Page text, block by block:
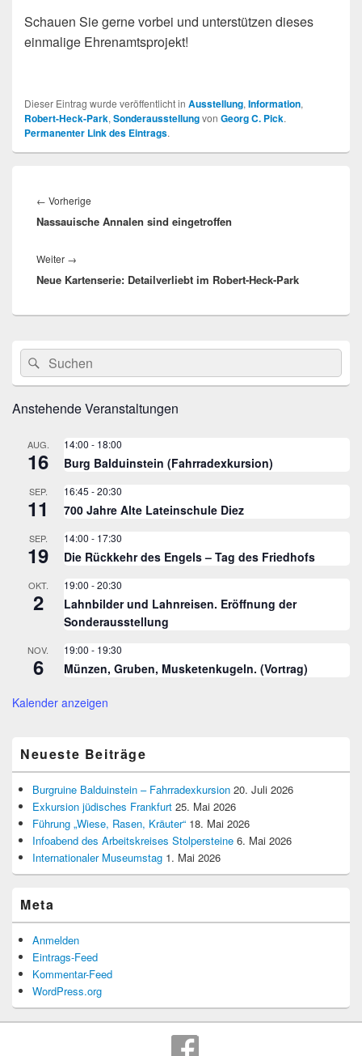
Schauen Sie gerne vorbei und unterstützen dieses
einmalige Ehrenamtsprojekt!
Dieser Eintrag wurde veröffentlicht in Ausstellung, Information,
Robert-Heck-Park, Sonderausstellungvon Georg C. Pick.
Permanenter Link des Eintrags.
← Vorherige
Beitrag:
Nassauische Annalen sind eingetroffen
Weiter →
Beitrag:
Neue Kartenserie: Detailverliebt im Robert-Heck-Park
Primärer
Seitenleisten
Widget-
Bereich
Suche
nach:
Suchen
Anstehende Veranstaltungen
AUG.
16
14:00 - 18:00
Burg Balduinstein (Fahrradexkursion)
SEP.
11
16:45 -20:30
700 Jahre Alte Lateinschule Diez
SEP.
19
14:00 - 17:30
Die Rückkehr des Engels – Tag des Friedhofs
OKT.
2
19:00 -20:30
Lahnbilder und Lahnreisen. Eröffnung der
Sonderausstellung
NOV.
6
19:00 - 19:30
Münzen, Gruben, Musketenkugeln. (Vortrag)
Kalender anzeigen
Neueste Beiträge
Burgruine Balduinstein – Fahrradexkursion 20. Juli 2026
Exkursion jüdisches Frankfurt 25. Mai 2026
Führung „Wiese, Rasen, Kräuter“ 18. Mai 2026
Infoabend des Arbeitskreises Stolpersteine 6. Mai 2026
Internationaler Museumstag 1. Mai 2026
Meta
Anmelden
Eintrags-Feed
Kommentar-Feed
WordPress.org